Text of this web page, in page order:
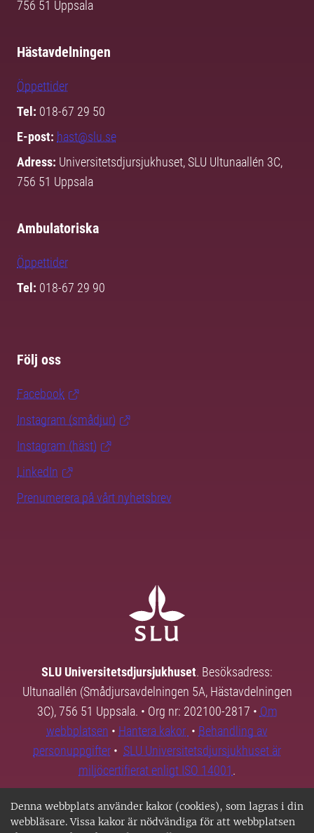
Denna webbplats använder kakor (cookies), som lagras i din
webbläsare. Vissa kakor är nödvändiga för att webbplatsen
756 51 Uppsala
Hästavdelningen
Öppettider
Tel: 018-67 29 50
E-post: hast@slu.se
Adress: Universitetsdjursjukhuset, SLU Ultunaallén 3C,
756 51 Uppsala
Ambulatoriska
Öppettider
Tel: 018-67 29 90
Följ oss
Facebook
Instagram (smådjur)
Instagram (häst)
LinkedIn
Prenumerera på vårt nyhetsbrev
SLU Universitetsdjursjukhuset. Besöksadress:
Ultunaallén (Smådjursavdelningen 5A, Hästavdelningen
3C), 756 51 Uppsala. • Org nr: 202100-2817 • Om
webbplatsen • Hantera kakor • Behandling av
personuppgifter • SLU Universitetsdjursjukhuset är
miljöcertifierat enligt ISO 14001.